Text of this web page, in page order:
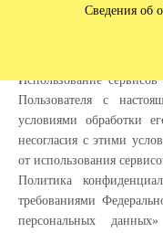
№ 17 "Серебряное
https://xn--17-6kcq7d.xn--
Использование сервисов
Пользователя с
условиями обработки
несогласия с этими
от использования
Политика
требованиями
персональных
Сведения об